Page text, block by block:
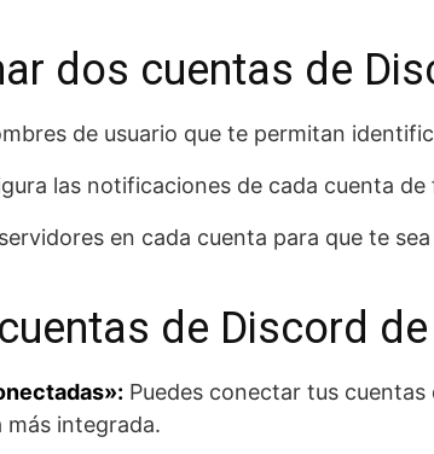
dos cuentas de
de usuario que te permitan
las notificaciones de cada cuenta
en cada cuenta para que te
de Discord
Puedes conectar tus
más integrada.